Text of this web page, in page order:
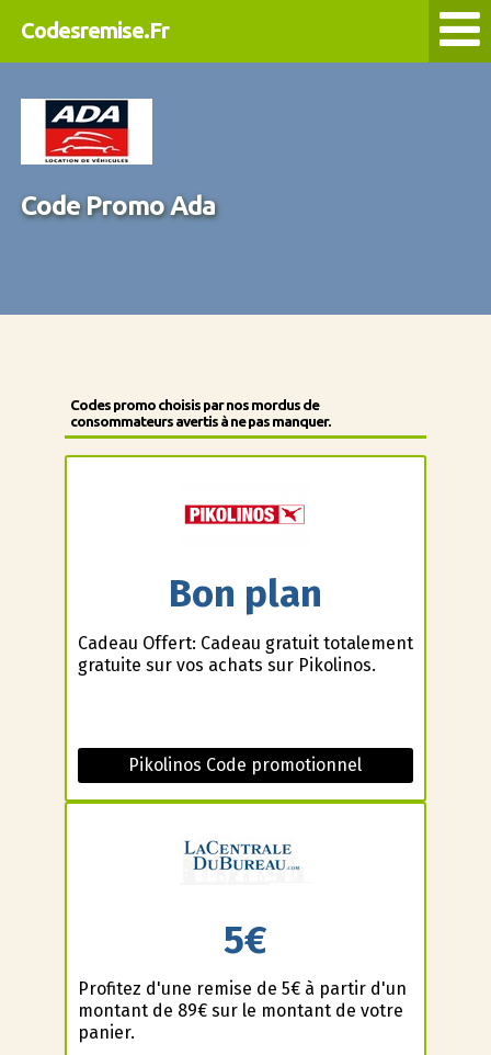
Codesremise.Fr
Code Promo Ada
Codes promo choisis par nos mordus de
consommateurs avertis à ne pas manquer.
Bon plan
Cadeau Offert: Cadeau gratuit totalement
gratuite sur vos achats sur Pikolinos.
Pikolinos Code promotionnel
5€
Profitez d'une remise de 5€ à partir d'un
montant de 89€ sur le montant de votre
panier.